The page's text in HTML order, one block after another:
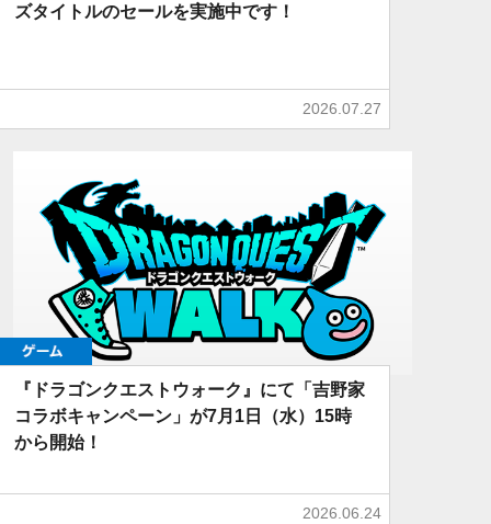
ズタイトルのセールを実施中です！
2026.07.27
ゲーム
『ドラゴンクエストウォーク』にて「吉野家
コラボキャンペーン」が7月1日（水）15時
から開始！
2026.06.24